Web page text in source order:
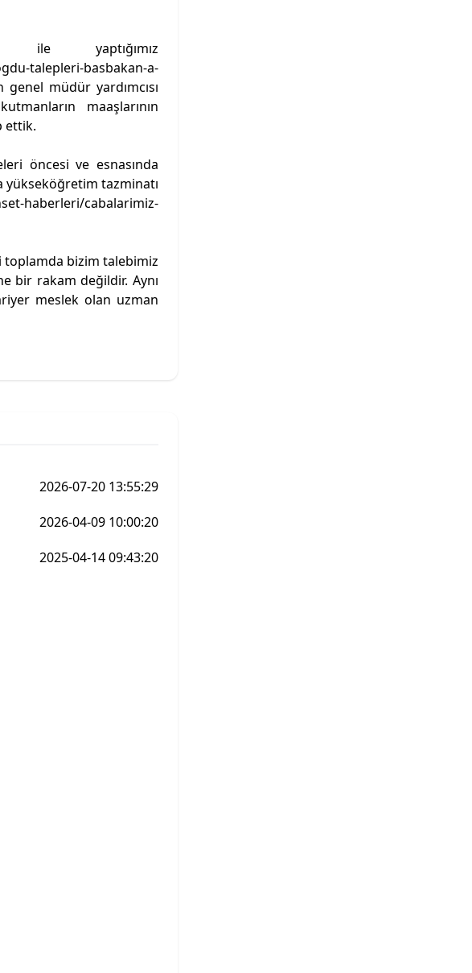
ile yaptığımız
talepleri-basbakan-a-
müdür yardımcısı
maaşlarının
ettik.
öncesi ve esnasında
yükseköğretim tazminatı
haberleri/cabalarimiz-
toplamda bizim talebimiz
bir rakam değildir. Aynı
meslek olan uzman
2026-07-20 13:55:29
2026-04-09 10:00:20
2025-04-14 09:43:20